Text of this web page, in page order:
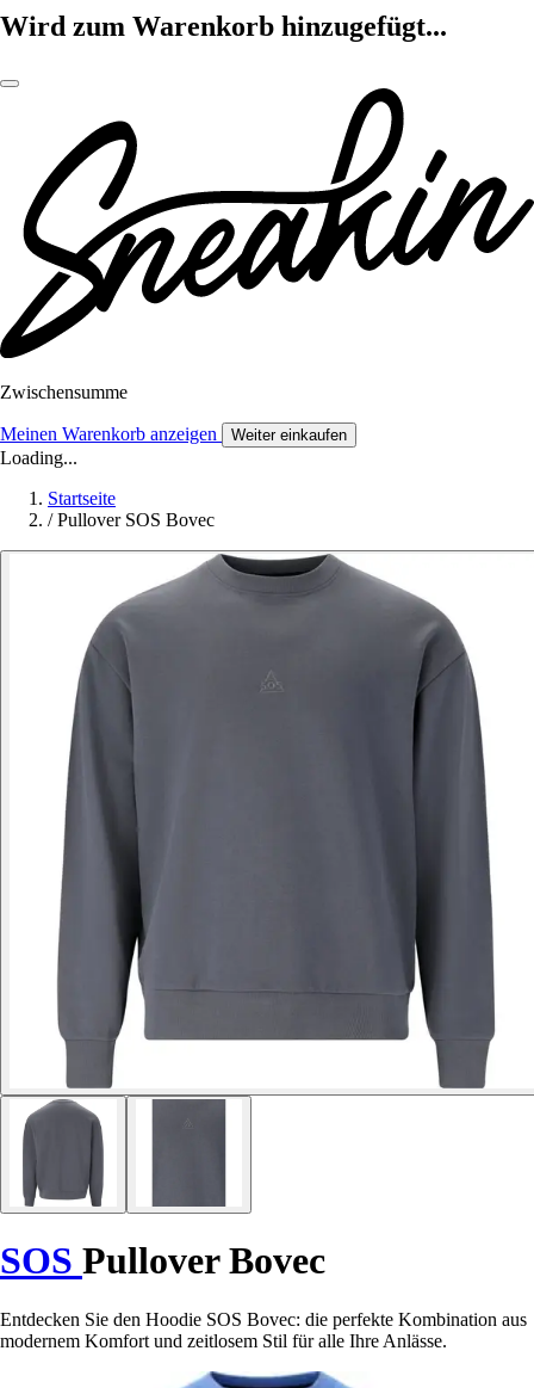
Wird zum Warenkorb hinzugefügt...
Zwischensumme
Meinen Warenkorb anzeigen Weiter einkaufen
Loading...
Startseite
/ Pullover SOS Bovec
SOS Pullover Bovec
Entdecken Sie den Hoodie SOS Bovec: die perfekte Kombination aus
modernem Komfort und zeitlosem Stil für alle Ihre Anlässe.